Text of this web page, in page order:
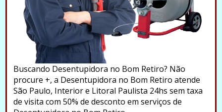
Buscando Desentupidora no Bom Retiro? Não
procure +, a Desentupidora no Bom Retiro atende
São Paulo, Interior e Litoral Paulista 24hs sem taxa
de visita com 50% de desconto em serviços de